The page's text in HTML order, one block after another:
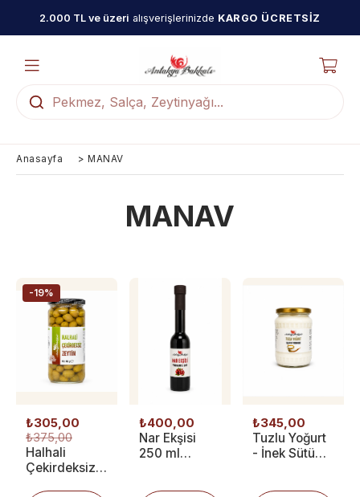
2.000 TL ve üzeri alışverişlerinizde KARGO ÜCRETSİZ
Anasayfa > MANAV
MANAV
Halhali
Çekirdeksiz
₺305,00
₺375,00
-19%
Nar Ekşisi
250 ml
₺400,00
Tuzlu Yoğurt
- İnek Sütü
₺345,00